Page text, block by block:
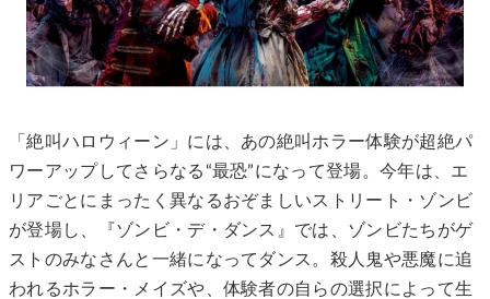
「絶叫ハロウィーン」には、あの絶叫ホラー体験が超絶パ
ワーアップしてさらなる“最恐”になって登場。今年は、エ
リアごとにまったく異なるおぞましいストリート・ゾンビ
が登場し、『ゾンビ・デ・ダンス』では、ゾンビたちがゲ
ストのみなさんと一緒になってダンス。殺人鬼や悪魔に追
われるホラー・メイズや、体験者の自らの選択によって生